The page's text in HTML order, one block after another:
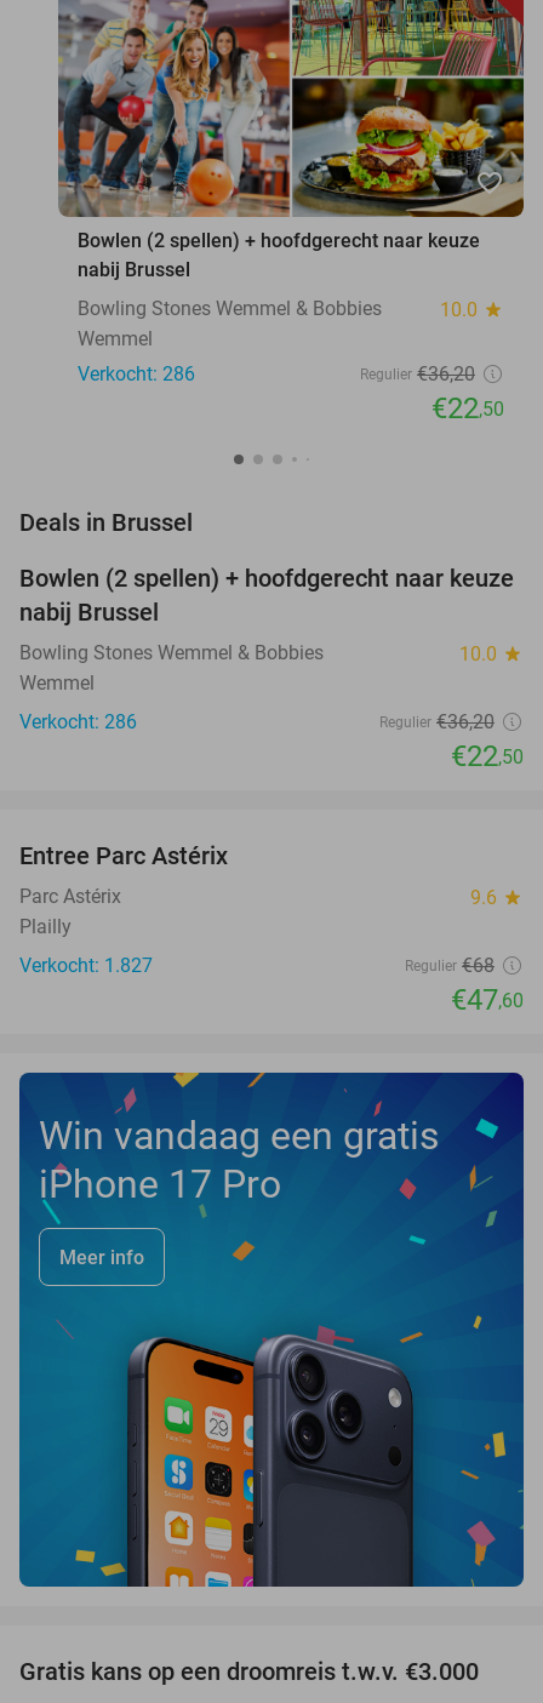
favorite_border
Bowlen (2 spellen) + hoofdgerecht naar keuze
nabij Brussel
Bowling Stones Wemmel & Bobbies
10.0 star
Wemmel
Verkocht: 286
Regulier €36,20
€22,50
Deals in Brussel
38%
Bowlen (2 spellen) + hoofdgerecht naar keuze
nabij Brussel
Bowling Stones Wemmel & Bobbies 10.0 star
Wemmel
Verkocht: 286
Regulier €36,20
€22,50
TODAY
Entree Parc Astérix
Parc Astérix 9.6 star
Plailly
Verkocht: 1.827
Regulier €68
€47,60
Win vandaag een gratis
iPhone 17 Pro
Meer info
Gratis kans op een droomreis t.w.v. €3.000